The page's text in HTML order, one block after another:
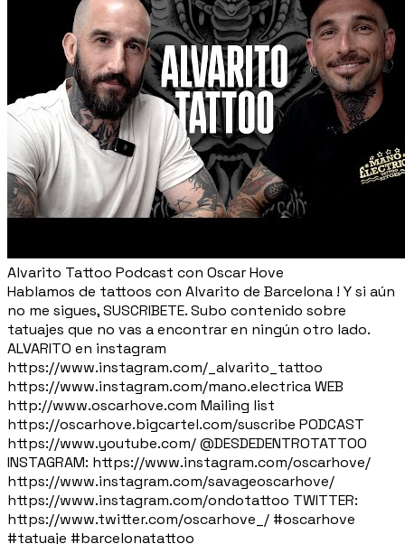
Alvarito Tattoo Podcast con Oscar Hove
Hablamos de tattoos con Alvarito de Barcelona ! Y si aún
no me sigues, SUSCRIBETE. Subo contenido sobre
tatuajes que no vas a encontrar en ningún otro lado.
ALVARITO en instagram
https://www.instagram.com/_alvarito_tattoo
https://www.instagram.com/mano.electrica WEB
http://www.oscarhove.com Mailing list
https://oscarhove.bigcartel.com/suscribe PODCAST
https://www.youtube.com/ ⁨@DESDEDENTROTATTOO⁩
INSTAGRAM: https://www.instagram.com/oscarhove/
https://www.instagram.com/savageoscarhove/
https://www.instagram.com/ondotattoo TWITTER:
https://www.twitter.com/oscarhove_/ #oscarhove
#tatuaje #barcelonatattoo